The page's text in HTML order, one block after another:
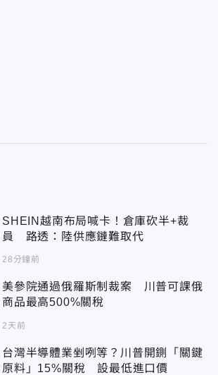
SHEIN越南布局喊卡！倉庫砍半+裁
員 路透：陸供應鏈難取代
28分鐘前
美參院通過俄羅斯制裁案 川普可課俄
商品最高500%關稅
2天前
台灣半導體業剉咧等？川普開鍘「關鍵
原料」15%關稅 設最低進口價